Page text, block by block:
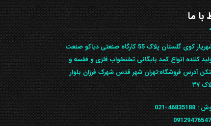
با ما
تهران شهریار کوی گلستان پلاک 55 کارگاه صنعتی دیاکو صنعت
کننده انواع کمد بایگانی تختخواب فلزی و قفسه و
آدرس ف‍روشگاه:تهران شهر قدس شهرک فرزان بلوار
۳۷
:
46835188-021
09129476547